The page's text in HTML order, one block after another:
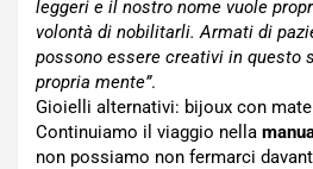
leggeri e il nostro nome vuole
volontà di nobilitarli. Armati di
possono essere creativi in questo
propria mente”.
Gioielli alternativi: bijoux con
Continuiamo il viaggio nella
non possiamo non fermarci